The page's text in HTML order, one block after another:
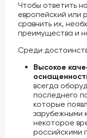
Чтобы ответить
европейский или
сравнить их,
преимущества и
Среди
Высокое
всегда
последнего
которые
зарубежными
некоторое
российскими